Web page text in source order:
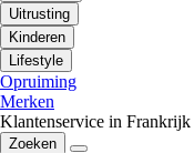
Uitrusting
Kinderen
Lifestyle
Opruiming
Merken
Klantenservice in Frankrijk
Zoeken